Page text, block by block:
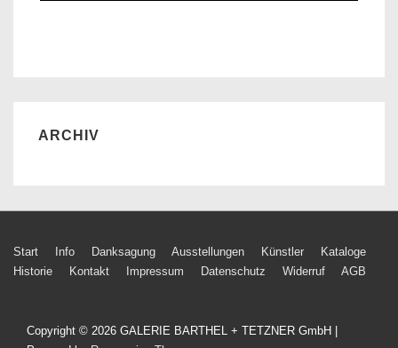
ARCHIV
Footer-
Start Info Danksagung Ausstellungen Künstler
Kataloge
Historie
Kontakt Impressum Datenschutz Widerruf AGB
Copyright © 2026 GALERIE BARTHEL + TETZNER GmbH